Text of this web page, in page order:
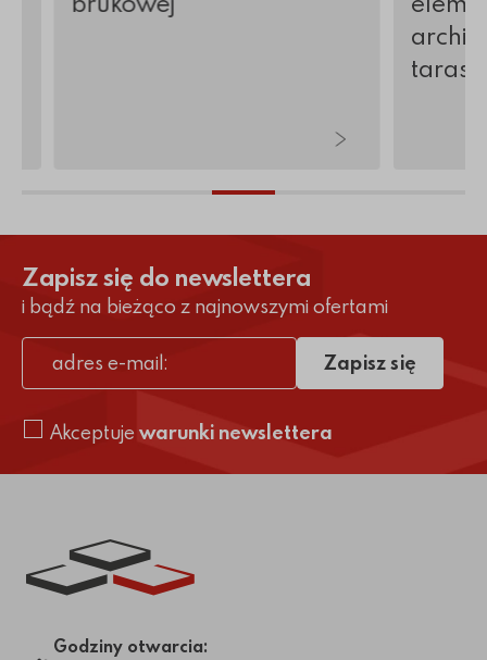
tarasy
Zapisz się do newslettera
i bądź na bieżąco z najnowszymi ofertami
adres e-mail
Akceptuje warunki newslettera
Zapisz się
Link do strony głównej
Godziny otwarcia: